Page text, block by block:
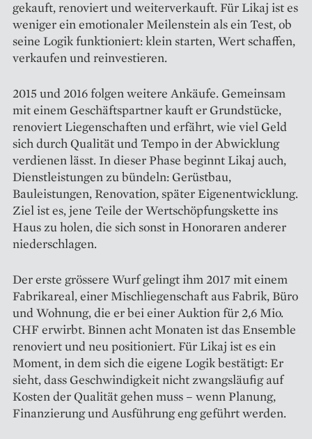
gekauft, renoviert und weiterverkauft. Für Likaj ist es
weniger ein emotionaler Meilenstein als ein Test, ob
seine Logik funktioniert: klein starten, Wert schaffen,
verkaufen und reinvestieren.
2015 und 2016 folgen weitere Ankäufe. Gemeinsam
mit einem Geschäftspartner kauft er Grundstücke,
renoviert Liegenschaften und erfährt, wie viel Geld
sich durch Qualität und Tempo in der Abwicklung
verdienen lässt. In dieser Phase beginnt Likaj auch,
Dienstleistungen zu bündeln: Gerüstbau,
Bauleistungen, Renovation, später Eigenentwicklung.
Ziel ist es, jene Teile der Wertschöpfungskette ins
Haus zu holen, die sich sonst in Honoraren anderer
niederschlagen.
Der erste grössere Wurf gelingt ihm 2017 mit einem
Fabrikareal, einer Mischliegenschaft aus Fabrik, Büro
und Wohnung, die er bei einer Auktion für 2,6 Mio.
CHF erwirbt. Binnen acht Monaten ist das Ensemble
renoviert und neu positioniert. Für Likaj ist es ein
Moment, in dem sich die eigene Logik bestätigt: Er
sieht, dass Geschwindigkeit nicht zwangsläufig auf
Kosten der Qualität gehen muss – wenn Planung,
Finanzierung und Ausführung eng geführt werden.